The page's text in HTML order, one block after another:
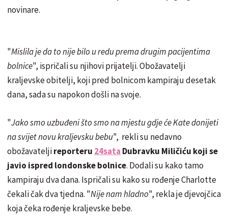
novinare.
"Mislila je da to nije bilo u redu prema drugim pacijentima
bolnice", ispričali su njihovi prijatelji. Obožavatelji
kraljevske obitelji, koji pred bolnicom kampiraju desetak
dana, sada su napokon došli na svoje.
"Jako smo uzbuđeni što smo na mjestu gdje će Kate donijeti
na svijet novu kraljevsku bebu", rekli su nedavno
obožavateljireporteru 24sata Dubravku Miličiću koji se
javio ispred londonske bolnice. Dodali su kako tamo
kampiraju dva dana. Ispričali su kako su rođenje Charlotte
čekali čak dva tjedna. "Nije nam hladno", rekla je djevojčica
koja čeka rođenje kraljevske bebe.